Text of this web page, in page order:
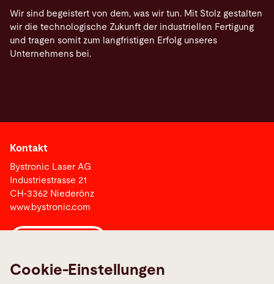
Wir sind begeistert von dem, was wir tun. Mit Stolz gestalten
wir die technologische Zukunft der industriellen Fertigung
und tragen somit zum langfristigen Erfolg unseres
Unternehmens bei.
Kontakt
Bystronic Laser AG
Industriestrasse 21
CH-3362 Niederönz
www.bystronic.com
Cookie-Einstellungen